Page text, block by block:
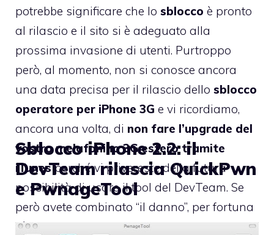
potrebbe significare che lo sblocco è pronto
al rilascio e il sito si è adeguato alla
prossima invasione di utenti. Purtroppo
però, al momento, non si conosce ancora
una data precisa per il rilascio dello sblocco
operatore per iPhone 3G e vi ricordiamo,
ancora una volta, di non fare l’upgrade del
vostro melafonino 3G estero tramite
iTunesperché vi privereste della futura
possibilità di usare il tool del DevTeam. Se
però avete combinato “il danno”, per fortuna
c’èUSBFever
che vende delle X-Sim in grado
Sblocco iPhone 2.2: il
DevTeam rilascia QuickPwn
e PwnageTool